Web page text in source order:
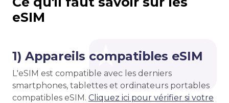
eSIM
1) Appareils compatibles eSIM
L'eSIM est compatible avec les derniers
smartphones, tablettes et ordinateurs portables
compatibles eSIM. Cliquez ici pour vérifier si votre